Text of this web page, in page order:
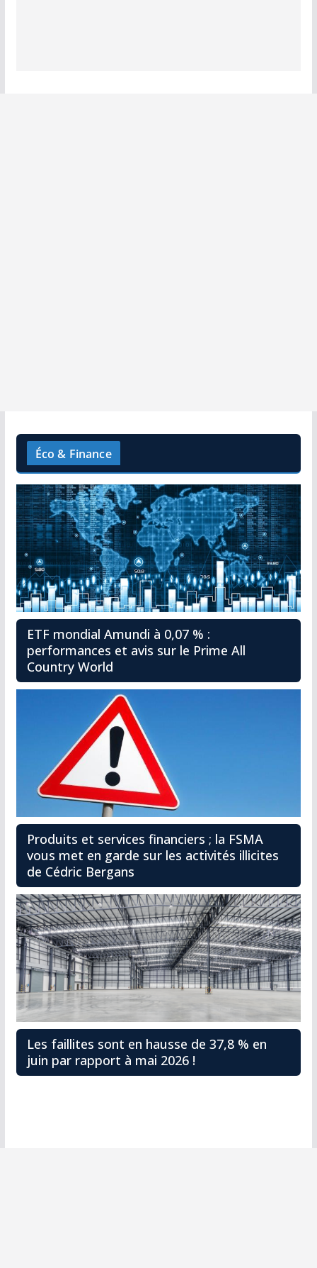
Éco & Finance
ETF mondial Amundi à 0,07 % :
performances et avis sur le Prime All
Country World
Produits et services financiers ; la FSMA
vous met en garde sur les activités illicites
de Cédric Bergans
Les faillites sont en hausse de 37,8 % en
juin par rapport à mai 2026 !